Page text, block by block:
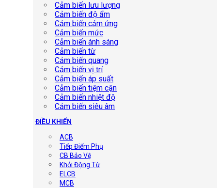
Cảm biến lưu lượng
Cảm biến độ ẩm
Cảm biến cảm ứng
Cảm biến mức
Cảm biến ánh sáng
Cảm biến từ
Cảm biến quang
Cảm biến vị trí
Cảm biến áp suất
Cảm biến tiệm cận
Cảm biến nhiệt độ
Cảm biến siêu âm
ĐIỀU KHIỂN
ACB
Tiếp Điểm Phụ
CB Bảo Vệ
Khởi Động Từ
ELCB
MCB